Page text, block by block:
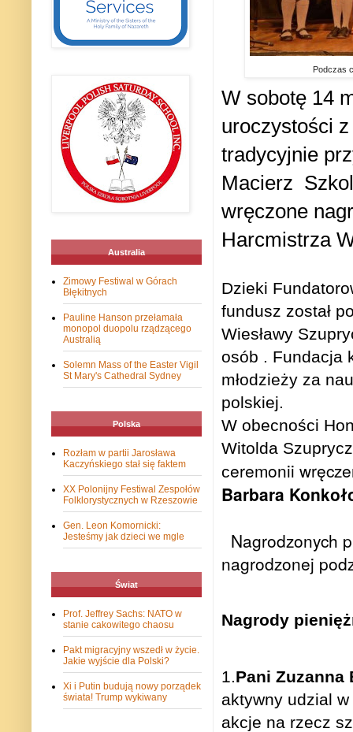
Podczas
W sobotę 14
uroczystości
tradycyjnie
Macierz
wręczone
Harcmistrza
Dzieki
fundusz został
Wiesławy
osób . Fundacja
młodzieży za
polskiej.
W obecności
Witolda
ceremonii
Barbara
Nagrodzonych
nagrodzonej
Nagrody
1.Pani Zuzanna
aktywny udzial
akcje na rzecz
Australia
Zimowy Festiwal w Górach
Błękitnych
Pauline Hanson przełamała
monopol duopolu rządzącego
Australią
Solemn Mass of the Easter Vigil
St Mary's Cathedral Sydney
Polska
Rozłam w partii Jarosława
Kaczyńskiego stał się faktem
XX Polonijny Festiwal Zespołów
Folklorystycznych w Rzeszowie
Gen. Leon Komornicki:
Jesteśmy jak dzieci we mgle
Świat
Prof. Jeffrey Sachs: NATO w
stanie cakowitego chaosu
Pakt migracyjny wszedł w życie.
Jakie wyjście dla Polski?
Xi i Putin budują nowy porządek
świata! Trump wykiwany